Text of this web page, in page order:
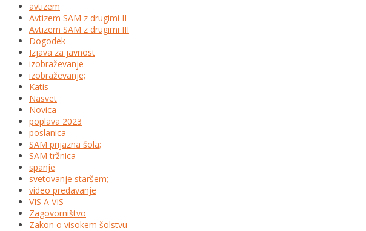
avtizem
Avtizem SAM z drugimi II
Avtizem SAM z drugimi III
Dogodek
Izjava za javnost
izobraževanje
izobraževanje;
Katis
Nasvet
Novica
poplava 2023
poslanica
SAM prijazna šola;
SAM tržnica
spanje
svetovanje staršem;
video predavanje
VIS A VIS
Zagovorništvo
Zakon o visokem šolstvu